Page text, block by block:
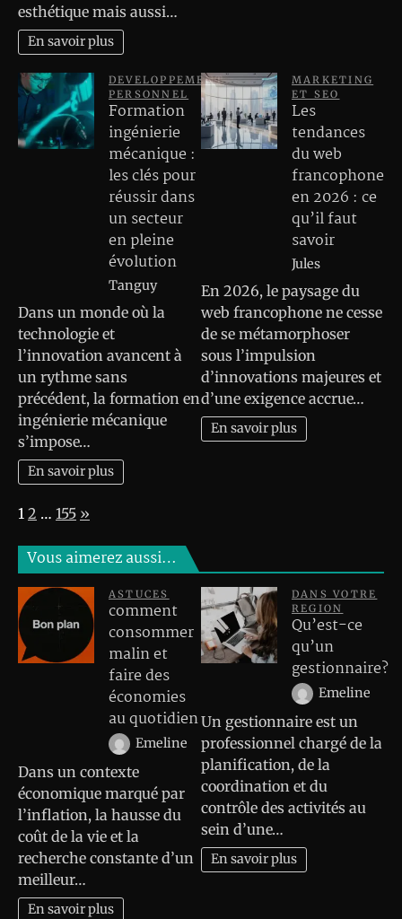
esthétique mais aussi…
En savoir plus
DEVELOPPEMENT
PERSONNEL
Formation
ingénierie
mécanique :
les clés pour
réussir dans
un secteur
en pleine
évolution
Tanguy
Dans un monde où la
technologie et
l’innovation avancent à
un rythme sans
précédent, la formation en
ingénierie mécanique
s’impose…
En savoir plus
MARKETING
ET SEO
Les
tendances
du web
francophone
en 2026 : ce
qu’il faut
savoir
Jules
En 2026, le paysage du
web francophone ne cesse
de se métamorphoser
sous l’impulsion
d’innovations majeures et
d’une exigence accrue…
En savoir plus
Page:
1 2 … 155 Next
»
Vous aimerez aussi…
ASTUCES
comment
consommer
malin et
faire des
économies
au quotidien
Emeline
Dans un contexte
économique marqué par
l’inflation, la hausse du
coût de la vie et la
recherche constante d’un
meilleur…
En savoir plus
DANS VOTRE
REGION
Qu’est-ce
qu’un
gestionnaire?
Emeline
Un gestionnaire est un
professionnel chargé de la
planification, de la
coordination et du
contrôle des activités au
sein d’une…
En savoir plus